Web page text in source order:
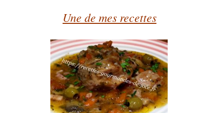
Une de mes recettes